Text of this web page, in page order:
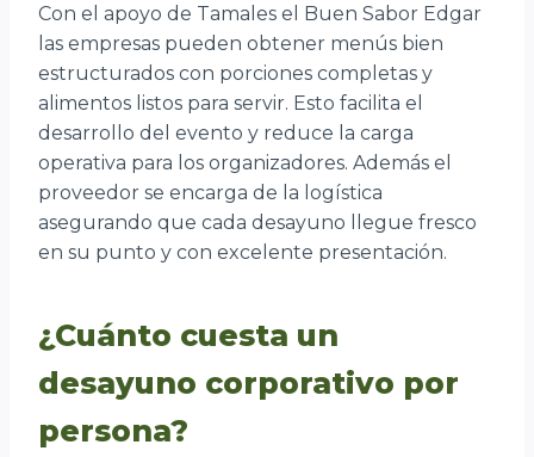
Con el apoyo de Tamales el Buen Sabor Edgar
las empresas pueden obtener menús bien
estructurados con porciones completas y
alimentos listos para servir. Esto facilita el
desarrollo del evento y reduce la carga
operativa para los organizadores. Además el
proveedor se encarga de la logística
asegurando que cada desayuno llegue fresco
en su punto y con excelente presentación.
¿Cuánto cuesta un
desayuno corporativo por
persona?